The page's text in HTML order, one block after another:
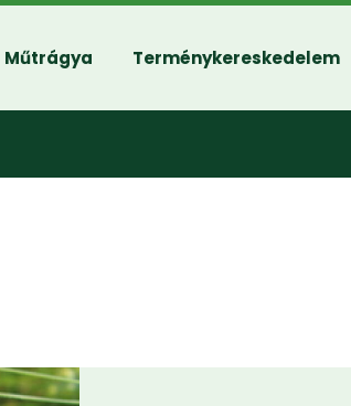
Műtrágya Terménykereskedelem